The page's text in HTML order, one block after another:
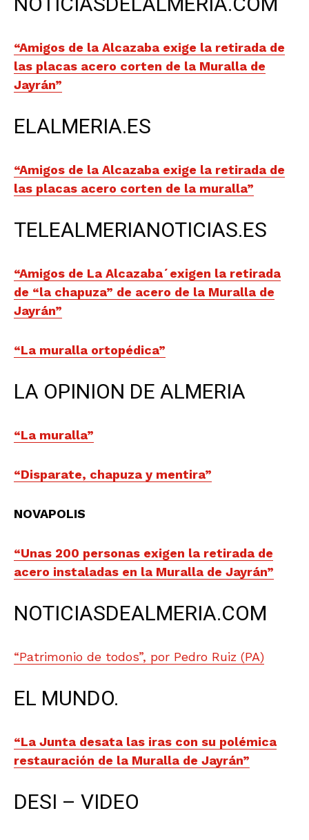
“Amigos de la Alcazaba exige la retirada de
las placas acero corten de la Muralla de
Jayrán”
ELALMERIA.ES
“Amigos de la Alcazaba exige la retirada de
las placas acero corten de la muralla”
TELEALMERIANOTICIAS.ES
“Amigos de La Alcazaba´exigen la retirada
de “la chapuza” de acero de la Muralla de
Jayrán”
“La muralla ortopédica”
LA OPINION DE ALMERIA
“La muralla”
“Disparate, chapuza y mentira”
NOVAPOLIS
“Unas 200 personas exigen la retirada de
acero instaladas en la Muralla de Jayrán”
NOTICIASDEALMERIA.COM
“Patrimonio de todos”, por Pedro Ruiz (PA)
EL MUNDO.
“La Junta desata las iras con su polémica
restauración de la Muralla de Jayrán”
DESI – VIDEO